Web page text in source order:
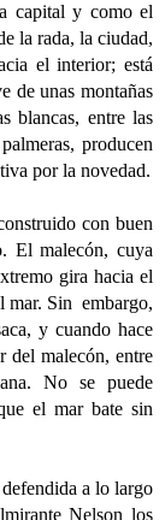
capital y como el
la rada, la ciudad,
el interior; está
de unas montañas
blancas, entre las
producen
por la novedad.
con buen
El malecón, cuya
gira hacia el
mar. Sin embargo,
y cuando hace
del malecón, entre
No se puede
el mar bate sin
a lo largo
Nelson los